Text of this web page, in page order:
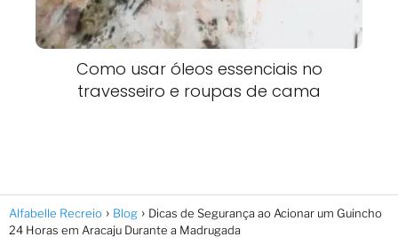
Como usar óleos essenciais no
travesseiro e roupas de cama
Alfabelle Recreio Blog
Dicas de Segurança ao Acionar um Guincho
24 Horas em Aracaju Durante a Madrugada